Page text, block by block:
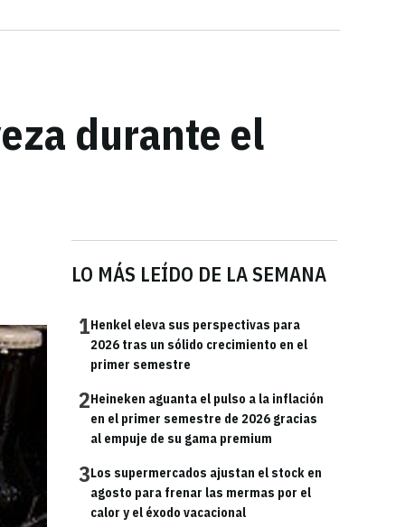
durante el
LO MÁS LEÍDO DE LA SEMANA
1Henkel eleva sus perspectivas para
2026 tras un sólido crecimiento en el
primer semestre
2Heineken aguanta el pulso a la inflación
en el primer semestre de 2026 gracias
al empuje de su gama premium
3Los supermercados ajustan el stock en
agosto para frenar las mermas por el
calor y el éxodo vacacional